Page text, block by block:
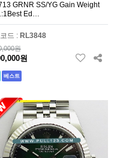
GRNR SS/YG Gain Weight
Ed…
드 : RL3848
원
원
베스트